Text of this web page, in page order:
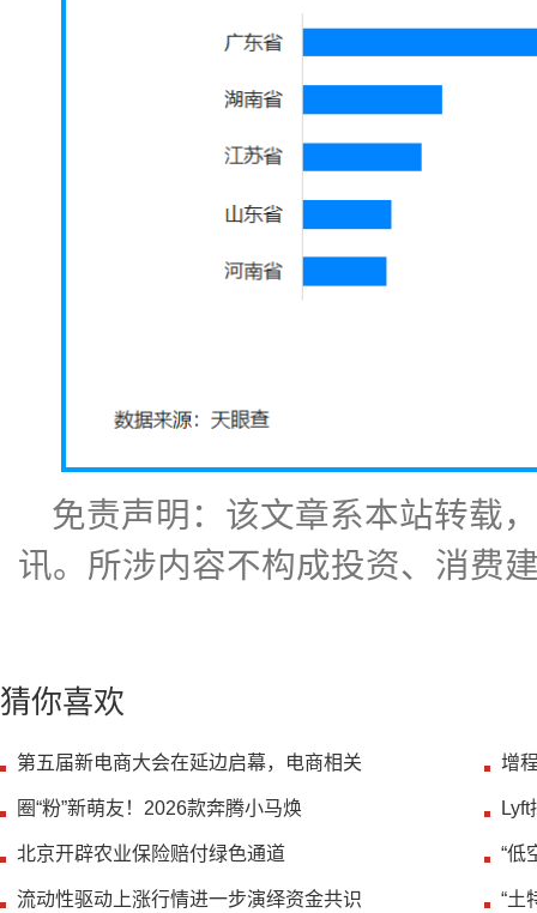
免责声明：该文章系本站转载
讯。所涉内容不构成投资、消费
猜你喜欢
第五届新电商大会在延边启幕，电商相关 增
圈“粉”新萌友！2026款奔腾小马焕
北京开辟农业保险赔付绿色通道 “低
流动性驱动上涨行情进一步演绎资金共识 “土